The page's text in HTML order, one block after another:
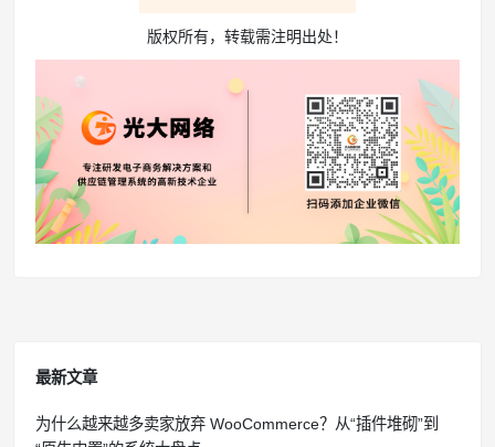
版权所有，转载需注明出处！
最新文章
为什么越来越多卖家放弃 WooCommerce？从“插件堆砌”到